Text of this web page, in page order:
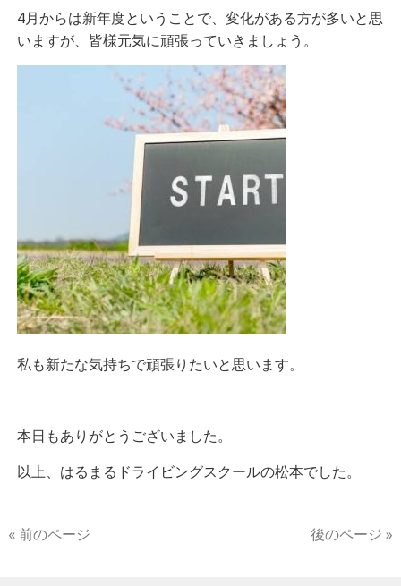
4月からは新年度ということで、変化がある方が多いと思
いますが、皆様元気に頑張っていきましょう。
私も新たな気持ちで頑張りたいと思います。
本日もありがとうございました。
以上、はるまるドライビングスクールの松本でした。
« 前のページ 後のページ »